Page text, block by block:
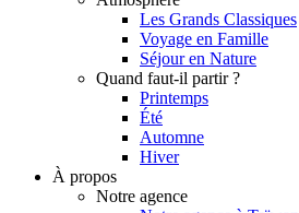
Les Grands Classiques
Voyage en Famille
Séjour en Nature
Quand faut-il partir ?
Printemps
Été
Automne
Hiver
À propos
Notre agence